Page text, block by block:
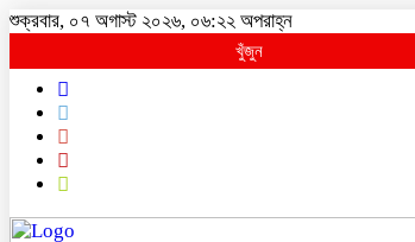
শুক্রবার, ০৭ অগাস্ট ২০২৬, ০৬:২২ অপরাহ্ন
খুঁজুন